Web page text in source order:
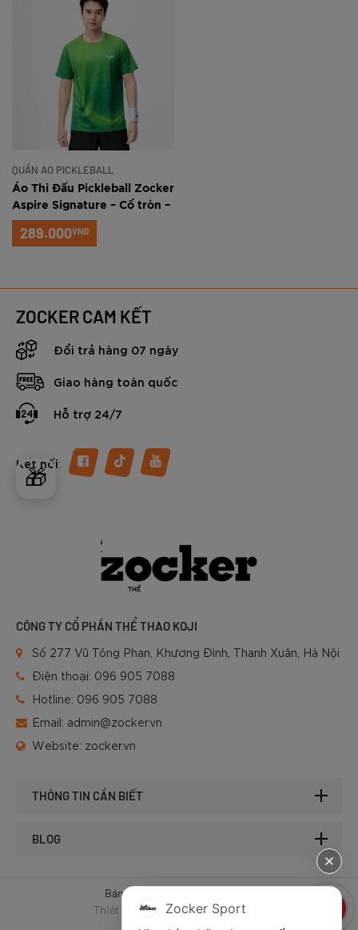
🎁
QUẦN ÁO PICKLEBALL
Áo Thi Đấu Pickleball Zocker
Aspire Signature – Cổ tròn –
Xanh lá cây
289.000VNĐ
ZOCKER CAM KẾT
Đổi trả hàng 07 ngày
Giao hàng toàn quốc
Hỗ trợ 24/7
Kết nối:
CÔNG TY CỔ PHẦN THỂ THAO KOJI
Số 277 Vũ Tông Phan, Khương Đình, Thanh Xuân, Hà Nội
Điện thoại: 096 905 7088
Hotline: 096 905 7088
Email: admin@zocker.vn
Website: zocker.vn
THÔNG TIN CẦN BIẾT
BLOG
Bản quyền © 2025 của Zocker.
Thiết kế website & SEO - Tất Thành
Zocker Sport